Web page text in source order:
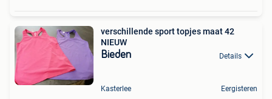
verschillende sport topjes maat 42
NIEUW
Bieden Details
Kasterlee Eergisteren